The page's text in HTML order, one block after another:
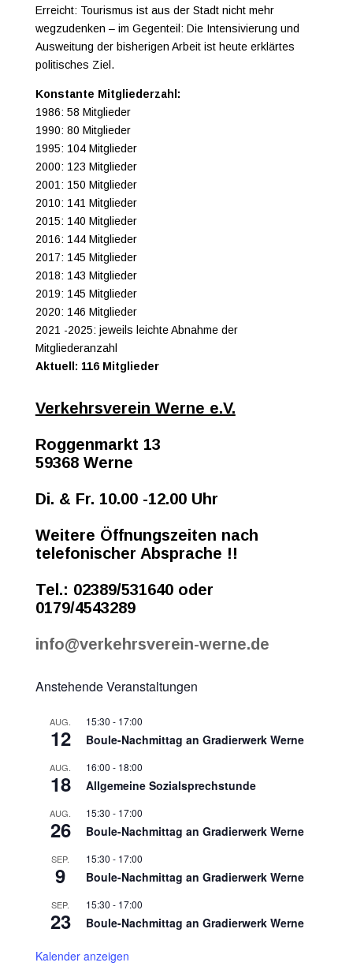
Erreicht: Tourismus ist aus der Stadt nicht mehr
wegzudenken – im Gegenteil: Die Intensivierung und
Ausweitung der bisherigen Arbeit ist heute erklärtes
politisches Ziel.
Konstante Mitgliederzahl:
1986: 58 Mitglieder
1990: 80 Mitglieder
1995: 104 Mitglieder
2000: 123 Mitglieder
2001: 150 Mitglieder
2010: 141 Mitglieder
2015: 140 Mitglieder
2016: 144 Mitglieder
2017: 145 Mitglieder
2018: 143 Mitglieder
2019: 145 Mitglieder
2020: 146 Mitglieder
2021 -2025: jeweils leichte Abnahme der
Mitgliederanzahl
Aktuell: 116 Mitglieder
Verkehrsverein Werne e.V.
Roggenmarkt 13
59368 Werne
Di. & Fr. 10.00 -12.00 Uhr
Weitere Öffnungszeiten nach
telefonischer Absprache !!
Tel.: 02389/531640 oder
0179/4543289
info@verkehrsverein-werne.de
Anstehende Veranstaltungen
AUG.
12
15:30 - 17:00
Boule-Nachmittag an Gradierwerk Werne
AUG.
18
16:00 - 18:00
Allgemeine Sozialsprechstunde
AUG.
26
15:30 - 17:00
Boule-Nachmittag an Gradierwerk Werne
SEP.
9
15:30 - 17:00
Boule-Nachmittag an Gradierwerk Werne
SEP.
23
15:30 - 17:00
Boule-Nachmittag an Gradierwerk Werne
Kalender anzeigen